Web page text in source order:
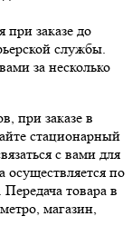
при заказе до
службы.
за несколько
при заказе в
стационарный
с вами для
осуществляется по
товара в
магазин,